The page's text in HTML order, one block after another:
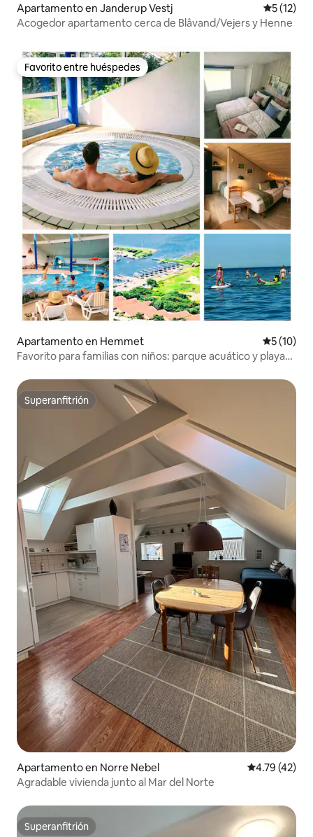
Apartamento en Janderup Vestj
5 (12)
Acogedor apartamento cerca de Blåvand/Vejers y Henne
Favorito entre huéspedes
Favorito entre huéspedes
Apartamento en Hemmet
5 (10)
Favorito para familias con niños: parque acuático y playa
Superanfitrión
Superanfitrión
Apartamento en Norre Nebel Calificación
4.79 (42)
Agradable vivienda junto al Mar del Norte
Superanfitrión
Superanfitrión